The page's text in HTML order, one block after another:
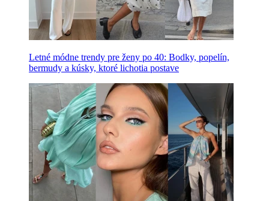
Letné módne trendy pre ženy po 40: Bodky, popelín,
bermudy a kúsky, ktoré lichotia postave